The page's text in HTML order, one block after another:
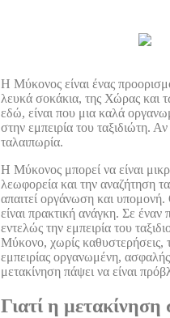
Η Μύκονος είναι ένας
λευκά σοκάκια, της Χώρας και
εδώ, είναι που μια καλά
στην εμπειρία του ταξιδιώτη.
ταλαιπωρία.
Η Μύκονος μπορεί να είναι
λεωφορεία και την αναζήτηση
απαιτεί οργάνωση και υπομονή.
είναι πρακτική ανάγκη. Σε έναν
εντελώς την εμπειρία του
Μύκονο, χωρίς καθυστερήσεις,
εμπειρίας οργανωμένη,
μετακίνηση πάψει να είναι
Γιατί η μετακίνηση